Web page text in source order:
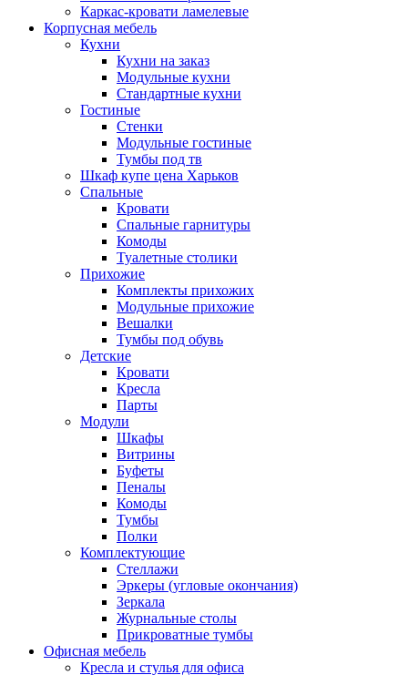
Каркас-кровати ламелевые
Корпусная мебель
Кухни
Кухни на заказ
Модульные кухни
Стандартные кухни
Гостиные
Стенки
Модульные гостиные
Тумбы под тв
Шкаф купе цена Харьков
Спальные
Кровати
Спальные гарнитуры
Комоды
Туалетные столики
Прихожие
Комплекты прихожих
Модульные прихожие
Вешалки
Тумбы под обувь
Детские
Кровати
Кресла
Парты
Модули
Шкафы
Витрины
Буфеты
Пеналы
Комоды
Тумбы
Полки
Комплектующие
Стеллажи
Эркеры (угловые окончания)
Зеркала
Журнальные столы
Прикроватные тумбы
Офисная мебель
Кресла и стулья для офиса